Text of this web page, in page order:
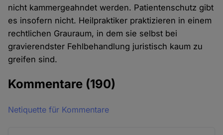
nicht kammergeahndet werden. Patientenschutz gibt
es insofern nicht. Heilpraktiker praktizieren in einem
rechtlichen Grauraum, in dem sie selbst bei
gravierendster Fehlbehandlung juristisch kaum zu
greifen sind.
Kommentare (190)
Netiquette für Kommentare